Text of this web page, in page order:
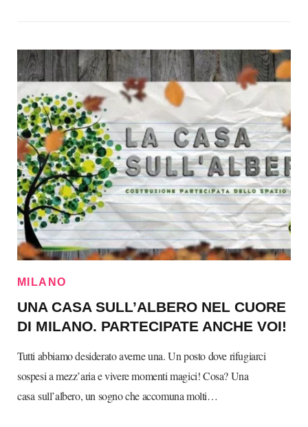
MILANO
UNA CASA SULL’ALBERO NEL CUORE
DI MILANO. PARTECIPATE ANCHE VOI!
Tutti abbiamo desiderato averne una. Un posto dove rifugiarci
sospesi a mezz’aria e vivere momenti magici! Cosa? Una
casa sull’albero, un sogno che accomuna molti…